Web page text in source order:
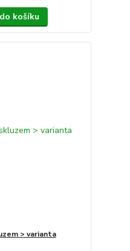
košíku
> varianta